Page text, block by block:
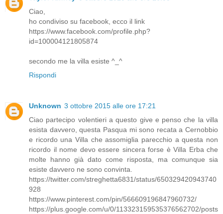
Ciao,
ho condiviso su facebook, ecco il link
https://www.facebook.com/profile.php?
id=100004121805874
secondo me la villa esiste ^_^
Rispondi
Unknown 3 ottobre 2015 alle ore 17:21
Ciao partecipo volentieri a questo give e penso che la villa
esista davvero, questa Pasqua mi sono recata a Cernobbio
e ricordo una Villa che assomiglia parecchio a questa non
ricordo il nome devo essere sincera forse è Villa Erba che
molte hanno già dato come risposta, ma comunque sia
esiste davvero ne sono convinta.
https://twitter.com/streghetta6831/status/650329420943740
928
https://www.pinterest.com/pin/566609196847960732/
https://plus.google.com/u/0/113323159535376562702/posts